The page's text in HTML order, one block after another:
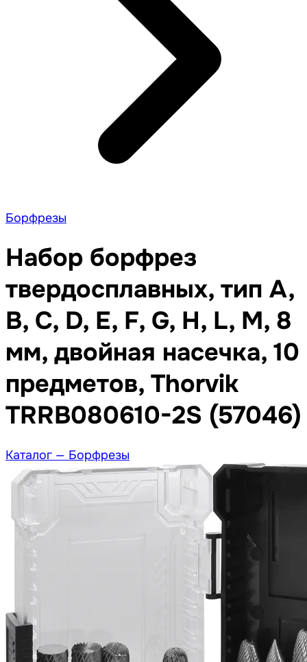
Борфрезы
Набор борфрез
твердосплавных, тип A,
B, C, D, E, F, G, H, L, M, 8
мм, двойная насечка, 10
предметов, Thorvik
TRRB080610-2S (57046)
Каталог — Борфрезы